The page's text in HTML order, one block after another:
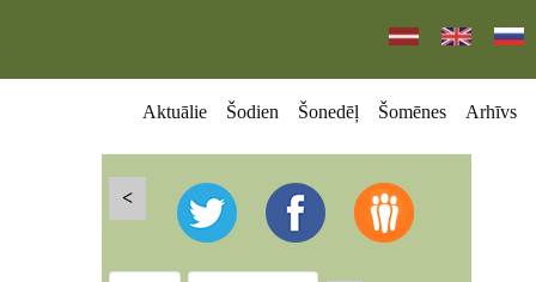
Aktuālie Šodien Šonedēļ Šomēnes Arhīvs
<